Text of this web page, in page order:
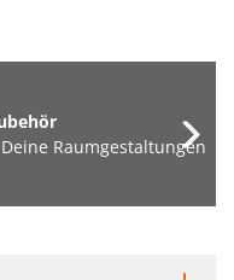
Raumgestaltungen